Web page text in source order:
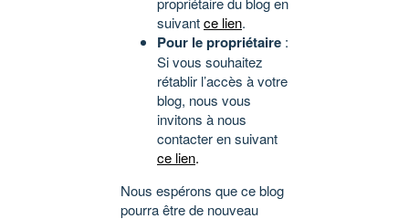
suivantce lien.
Pour le propriétaire :
Si vous souhaitez
rétablir l’accès à votre
blog, nous vous
invitons à nous
contacter en suivant
ce lien.
Nous espérons que ce blog
pourra être de nouveau